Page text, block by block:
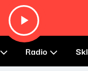
Radio